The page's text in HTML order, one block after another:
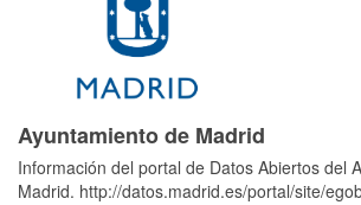
Ayuntamiento de Madrid
Información del portal de Datos Abiertos del
Madrid. http://datos.madrid.es/portal/site/